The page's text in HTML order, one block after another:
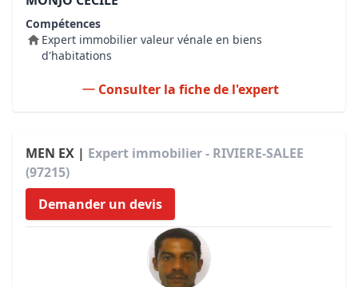
Compétences
Expert immobilier valeur vénale en biens
d'habitations
Consulter la fiche de l'expert
MEN EX | Expert immobilier - RIVIERE-SALEE
(97215)
Demander un devis